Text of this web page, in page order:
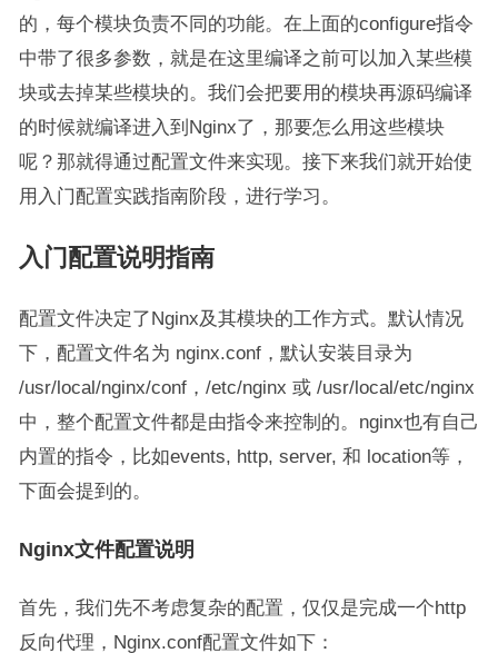
的，每个模块负责不同的功能。在上面的configure指令
中带了很多参数，就是在这里编译之前可以加入某些模
块或去掉某些模块的。我们会把要用的模块再源码编译
的时候就编译进入到Nginx了，那要怎么用这些模块
呢？那就得通过配置文件来实现。接下来我们就开始使
用入门配置实践指南阶段，进行学习。
入门配置说明指南
配置文件决定了Nginx及其模块的工作方式。默认情况
下，配置文件名为 nginx.conf，默认安装目录为
/usr/local/nginx/conf，/etc/nginx 或 /usr/local/etc/nginx
中，整个配置文件都是由指令来控制的。nginx也有自己
内置的指令，比如events, http, server, 和 location等，
下面会提到的。
Nginx文件配置说明
首先，我们先不考虑复杂的配置，仅仅是完成一个http
反向代理，Nginx.conf配置文件如下：